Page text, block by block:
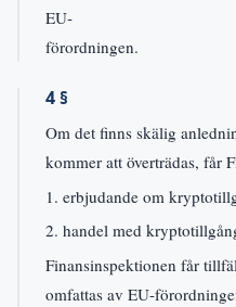
EU-
förordningen.
4 §
Om det finns skälig
kommer att överträdas, får
1. erbjudande om
2. handel med
Finansinspektionen får
omfattas av EU-